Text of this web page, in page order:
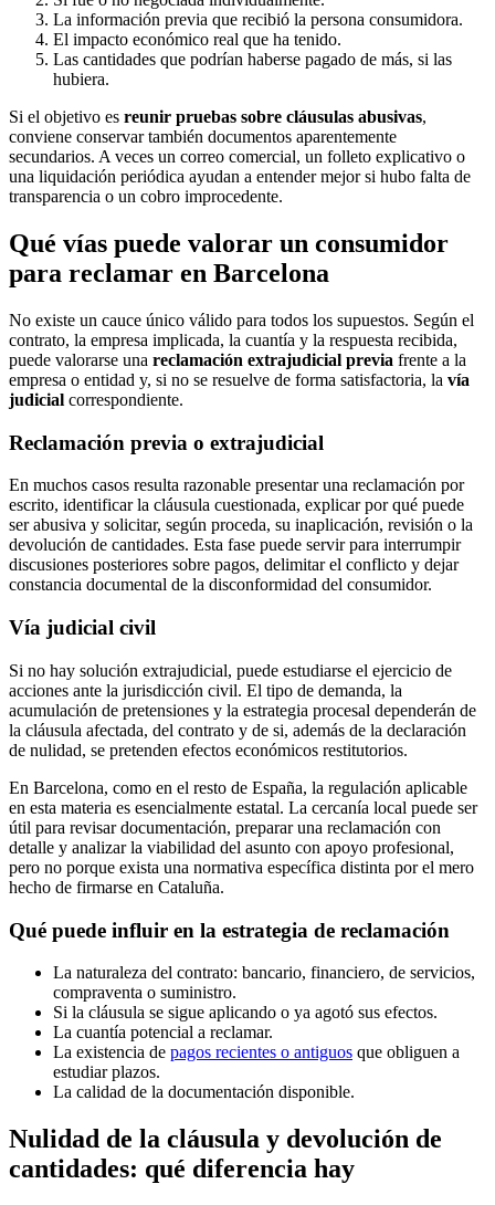
La información previa que recibió la persona consumidora.
El impacto económico real que ha tenido.
Las cantidades que podrían haberse pagado de más, si las
hubiera.
Si el objetivo es reunir pruebas sobre cláusulas abusivas,
conviene conservar también documentos aparentemente
secundarios. A veces un correo comercial, un folleto explicativo o
una liquidación periódica ayudan a entender mejor si hubo falta de
transparencia o un cobro improcedente.
Qué vías puede valorar un consumidor
para reclamar en Barcelona
No existe un cauce único válido para todos los supuestos. Según el
contrato, la empresa implicada, la cuantía y la respuesta recibida,
puede valorarse una reclamación extrajudicial previa frente a la
empresa o entidad y, si no se resuelve de forma satisfactoria, la vía
judicial correspondiente.
Reclamación previa o extrajudicial
En muchos casos resulta razonable presentar una reclamación por
escrito, identificar la cláusula cuestionada, explicar por qué puede
ser abusiva y solicitar, según proceda, su inaplicación, revisión o la
devolución de cantidades. Esta fase puede servir para interrumpir
discusiones posteriores sobre pagos, delimitar el conflicto y dejar
constancia documental de la disconformidad del consumidor.
Vía judicial civil
Si no hay solución extrajudicial, puede estudiarse el ejercicio de
acciones ante la jurisdicción civil. El tipo de demanda, la
acumulación de pretensiones y la estrategia procesal dependerán de
la cláusula afectada, del contrato y de si, además de la declaración
de nulidad, se pretenden efectos económicos restitutorios.
En Barcelona, como en el resto de España, la regulación aplicable
en esta materia es esencialmente estatal. La cercanía local puede ser
útil para revisar documentación, preparar una reclamación con
detalle y analizar la viabilidad del asunto con apoyo profesional,
pero no porque exista una normativa específica distinta por el mero
hecho de firmarse en Cataluña.
Qué puede influir en la estrategia de reclamación
La naturaleza del contrato: bancario, financiero, de servicios,
compraventa o suministro.
Si la cláusula se sigue aplicando o ya agotó sus efectos.
La cuantía potencial a reclamar.
La existencia de pagos recientes o antiguos que obliguen a
estudiar plazos.
La calidad de la documentación disponible.
Nulidad de la cláusula y devolución de
cantidades: qué diferencia hay